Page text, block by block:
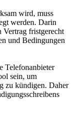
wird, muss
werden. Darin
Vertrag fristgerecht
und Bedingungen
Telefonanbieter
sein, um
zu kündigen. Daher